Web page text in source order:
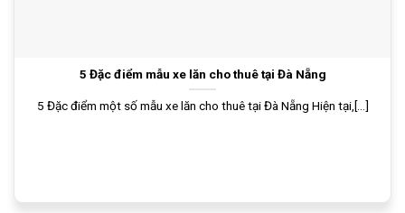
5 Đặc điểm mẫu xe lăn cho thuê tại Đà Nẵng
5 Đặc điểm một số mẫu xe lăn cho thuê tại Đà Nẵng Hiện tại,[...]